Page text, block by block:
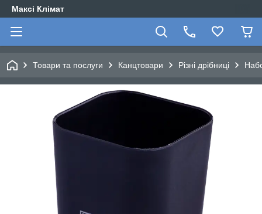
Максі Клімат
Товари та послуги Канцтовари Різні дрібниці